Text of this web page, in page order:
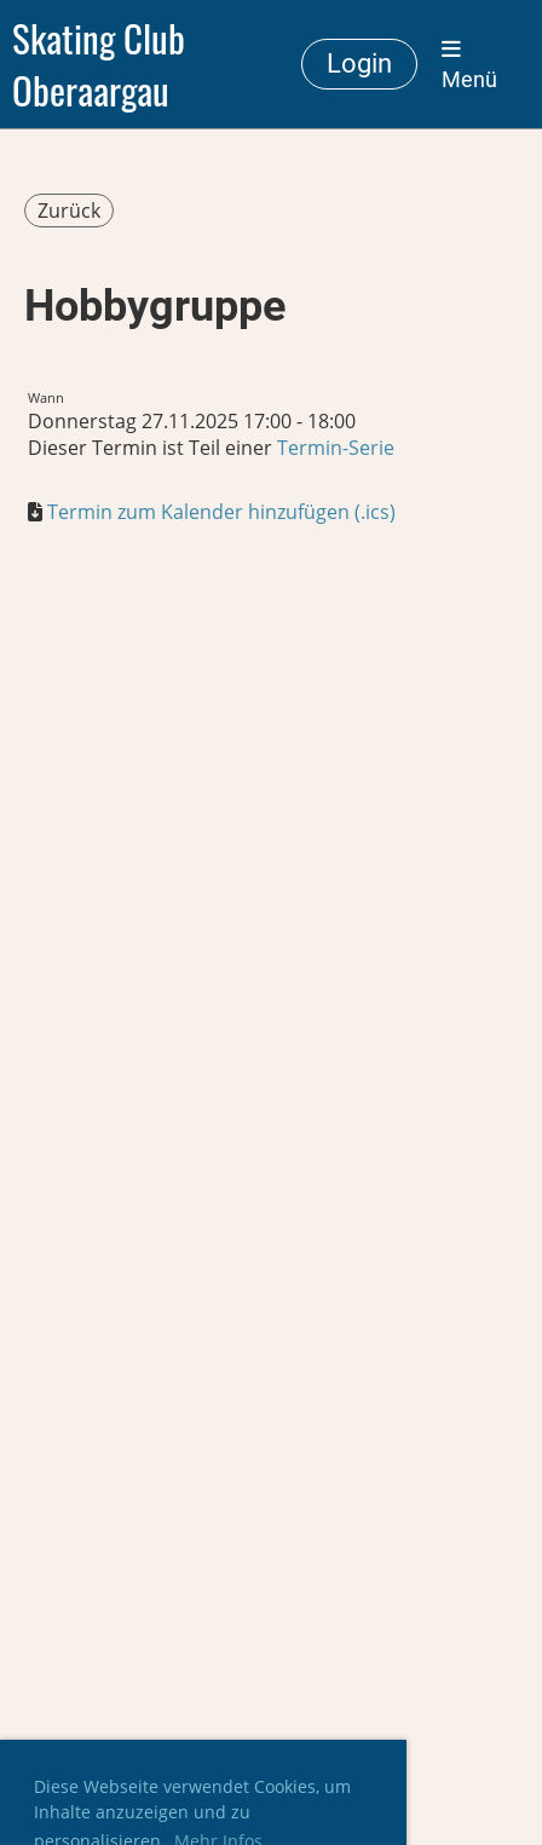
Diese Webseite verwendet Cookies, um
Inhalte anzuzeigen und zu
Skating Club
Oberaargau
Login
Menü
Zurück
Hobbygruppe
Wann
Donnerstag 27.11.2025 17:00 - 18:00
Dieser Termin ist Teil einerTermin-Serie
Termin zum Kalender hinzufügen (.ics)